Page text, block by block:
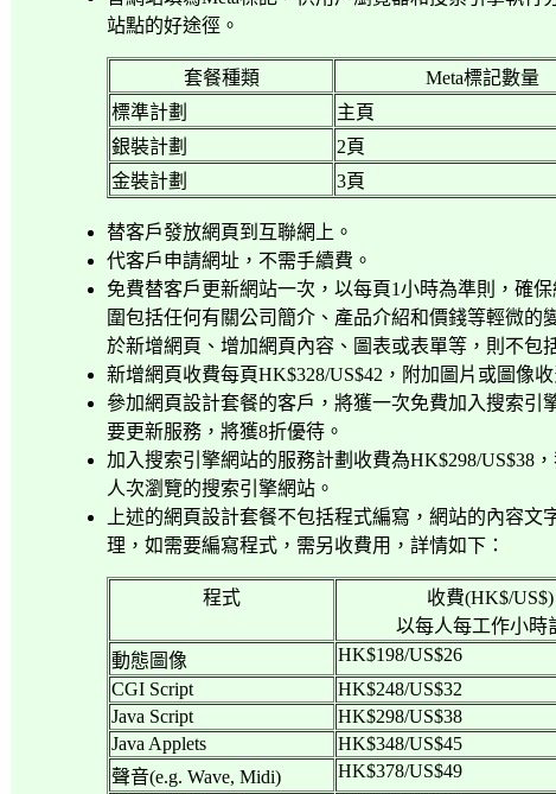
站點的好途徑。
套餐種類 Meta標記數量
標準計劃
主頁
銀裝計劃
2頁
金裝計劃
3頁
替客戶發放網頁到互聯網上。
代客戶申請網址，不需手續費。
免費替客戶更新網站一次，以每頁1小時為準則，確
圍包括任何有關公司簡介、產品介紹和價錢等輕微的
於新增網頁、增加網頁內容、圖表或表單等，則不包
新增網頁收費每頁HK$328/US$42 ，附加圖片或圖像
參加網頁設計套餐的客戶，將獲一次免費加入搜索引
要更新服務，將獲8折優待。
加入搜索引擎網站的服務計劃收費為HK$298/US$38
人次瀏覽的搜索引擎網站。
上述的網頁設計套餐不包括程式編寫，網站的內容文
理，如需要編寫程式，需另收費用，詳情如下：
程式 收費(HK$/US$)
以每人每工作小時
動態圖像
HK$198/US$26
CGI Script
HK$248/US$32
Java Script
HK$298/US$38
Java Applets
HK$348/US$45
聲音(e.g. Wave, Midi)
HK$378/US$49